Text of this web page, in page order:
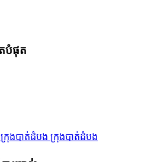
បំផុត
ក្រុងបាត់ដំបង ក្រុងបាត់ដំបង